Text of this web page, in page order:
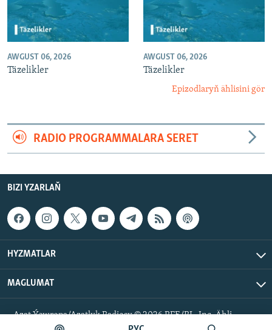
AWGUST 06, 2026
Täzelikler
AWGUST 06, 2026
Täzelikler
Epizodlaryň ählisini gör
RADIO PROGRAMMALARA SERET
BIZI YZARLAŇ
HYZMATLAR
MAGLUMAT
Azat Ýewropa/Azatlyk Radiosy © 2026 RFE/RL, Inc. Ähli
hukuklar goralan.